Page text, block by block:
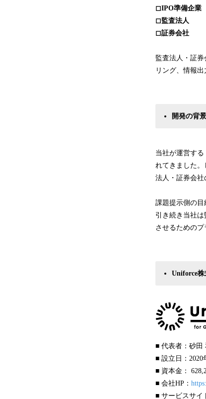
◻︎IPO準備企業
◻︎監査法人
◻︎証券会社
監査法人・証
リング、情報
開発の背
当社が運営す
れてきました
法人・証券会社
課題提示側の目
引き続き当社
させるためのプ
Uniforce
■ 代表者：砂田
■ 設立日：2020
■ 資本金：
■ 会社HP：
■ サービスサイ